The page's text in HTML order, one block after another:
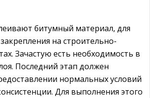
битумный материал, для
на строительно-
Зачастую есть необходимость в
Последний этап должен
нормальных условий
Для выполнения этого